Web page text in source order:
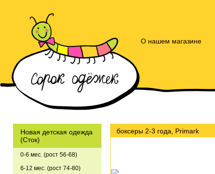
О нашем магазине
Новая детская одежда
(Сток)
0-6 мес. (рост 56-68)
6-12 мес. (рост 74-80)
боксеры 2-3 года, Primark